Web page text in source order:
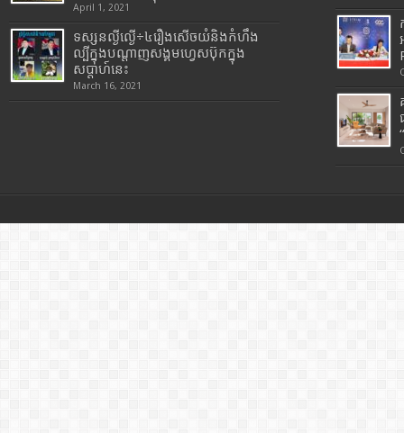
April 1, 2021
ទស្សនល្ងីល្ងើ÷៤រឿងសើចយំនិងកំហឹង
ល្បីក្នុងបណ្តាញសង្គមហ្វេសប៊ុកក្នុង
សប្តាហ៍នេះ
March 16, 2021